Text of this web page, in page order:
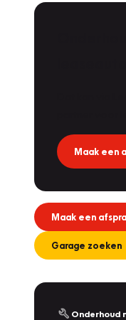
Maak een
Maak een
Garage zoeken
Onderhoud